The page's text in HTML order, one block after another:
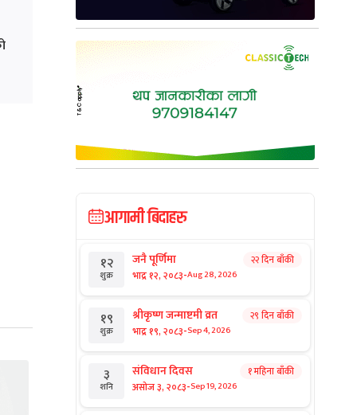
आगामी बिदाहरु
१२
शुक्र
जनै पूर्णिमा
भाद्र १२, २०८३-Aug 28, 2026
२२ दिन बाँकी
१९
शुक्र
श्रीकृष्ण जन्माष्टमी व्रत
भाद्र १९, २०८३-Sep 4, 2026
२९ दिन बाँकी
३
शनि
संविधान दिवस
असोज ३, २०८३-Sep 19, 2026
१ महिना बाँकी